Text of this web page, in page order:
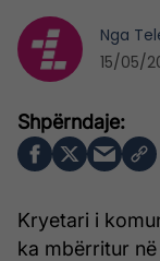
Kryetari i
ka mbërritur
Nga
15/05/